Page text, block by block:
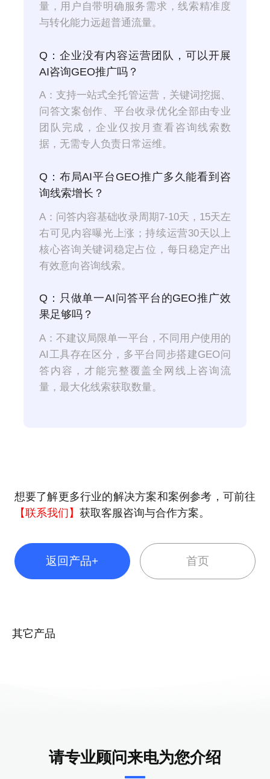
量，用户自带明确服务需求，线索精准度
与转化能力远超普通流量。
Q：企业没有内容运营团队，可以开展
AI咨询GEO推广吗？
A：支持一站式全托管运营，关键词挖掘、
问答文案创作、平台收录优化全部由专业
团队完成，企业仅按月查看咨询线索数
据，无需专人负责日常运维。
Q：布局AI平台GEO推广多久能看到咨
询线索增长？
A：问答内容基础收录周期7-10天，15天左
右可见内容曝光上涨；持续运营30天以上
核心咨询关键词稳定占位，每日稳定产出
有效意向咨询线索。
Q：只做单一AI问答平台的GEO推广效
果足够吗？
A：不建议局限单一平台，不同用户使用的
AI工具存在区分，多平台同步搭建GEO问
答内容，才能完整覆盖全网线上咨询流
量，最大化线索获取数量。
想要了解更多行业的解决方案和案例参考，可前往
【联系我们】 获取客服咨询与合作方案。
返回产品+ 首页
其它产品
请专业顾问来电为您介绍